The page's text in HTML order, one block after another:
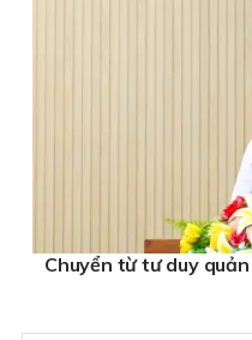
Chuyển từ tư duy